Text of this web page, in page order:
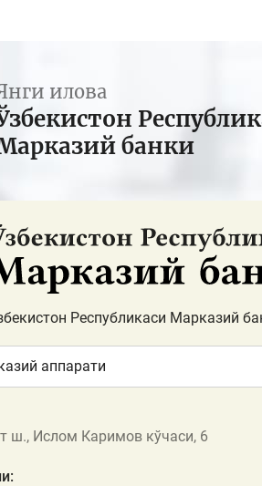
илова
банки
Республикаси Марказий
аппарати
ш., Ислом Каримов кўчаси, 6